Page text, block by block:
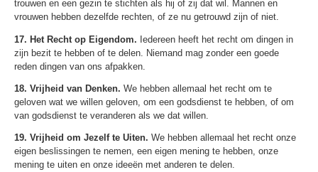
trouwen en een gezin te stichten als hij of zij dat wil. Mannen en
vrouwen hebben dezelfde rechten, of ze nu getrouwd zijn of niet.
17. Het Recht op Eigendom. Iedereen heeft het recht om dingen in
zijn bezit te hebben of te delen. Niemand mag zonder een goede
reden dingen van ons afpakken.
18. Vrijheid van Denken. We hebben allemaal het recht om te
geloven wat we willen geloven, om een godsdienst te hebben, of om
van godsdienst te veranderen als we dat willen.
19. Vrijheid om Jezelf te Uiten. We hebben allemaal het recht onze
eigen beslissingen te nemen, een eigen mening te hebben, onze
mening te uiten en onze ideeën met anderen te delen.